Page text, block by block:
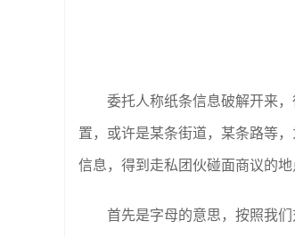
委托人称纸条信息破解开来
置，或许是某条街道，某条路等
信息，得到走私团伙碰面商议的地
首先是字母的意思，按照我